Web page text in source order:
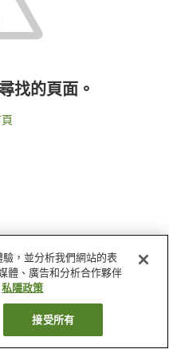
找的頁面。
，並分析我們網站的表
體、廣告和分析合作夥伴
私隱政策
接受所有